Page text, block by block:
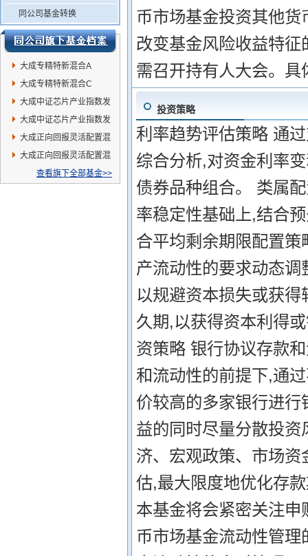
同公司基金转换
大成专精特新混合A
大成专精特新混合C
大成中证芯片产业指数发
起式A
大成中证芯片产业指数发
起式C
大成正向回报灵活配置混
合A
大成正向回报灵活配置混
查看旗下全部基金>>
币市场基金投资其他
改变基金风险收益特
需召开持有人大会。
投资策略
利率趋势评估策略 通
综合分析,对资金利率
债券品种组合。 类属
率稳定性基础上,结合
合平均剩余期限配置
产流动性的要求动态
以规避资本损失或获
久期,以获得资本利得
资策略 银行协议存款
和流动性的前提下,通
价较高的多家银行进
益的同时尽量分散投
济、宏观政策、市场
估,最大限度地优化存
本基金将会紧密关注
币市场基金流动性管